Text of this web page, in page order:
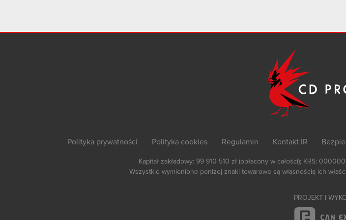
Polityka prywatności Polityka cookies Regulamin Kontakt IR
Kapitał zakładowy: 99 910 510 zł (opłacony w całości); KRS:
Wszystkie wymienione poniżej znaki towarowe są własnością ich
PROJEKT I